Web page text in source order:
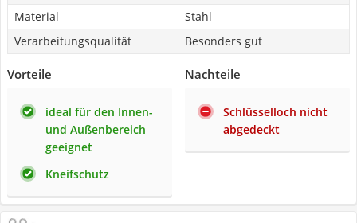
Material
Stahl
Verarbeitungsqualität
Besonders gut
Vorteile
ideal für den Innen-
und Außenbereich
geeignet
Kneifschutz
Nachteile
Schlüsselloch nicht
abgedeckt